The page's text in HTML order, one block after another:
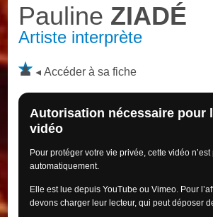
Pauline ZIADÉ
Artiste interprète
Accéder à sa fiche
Autorisation nécessaire pour
vidéo
Pour protéger votre vie privée, cette vidéo
automatiquement.
Elle est lue depuis YouTube ou Vimeo. Pour
devons charger leur lecteur, qui peut déposer